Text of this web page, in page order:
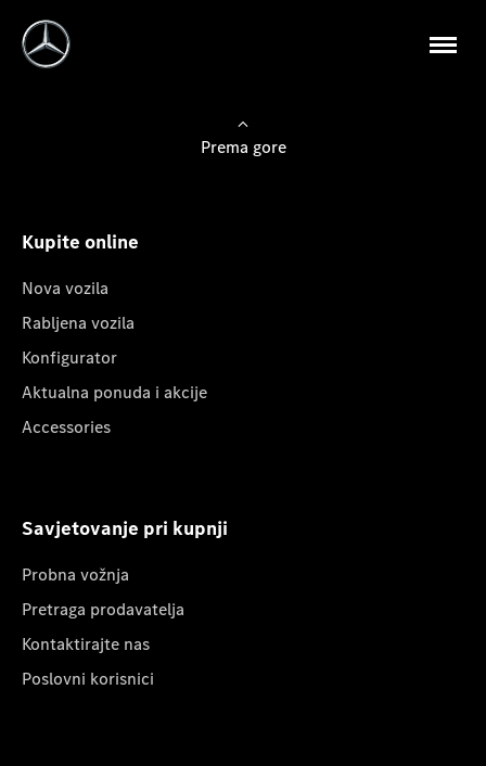
Prema gore
Kupite online
Nova vozila
Rabljena vozila
Konfigurator
Aktualna ponuda i akcije
Accessories
Savjetovanje pri kupnji
Probna vožnja
Pretraga prodavatelja
Kontaktirajte nas
Poslovni korisnici